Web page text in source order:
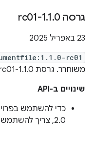
גרסה 1 .1.0-rc01
23 באפריל 2025
rc01
משוחרר. גרסת 1.1.0-rc01 כוללת את
שינויים ב-API
2.0, צריך להשתמש ב-KGP 2.0.0 ואילך. (